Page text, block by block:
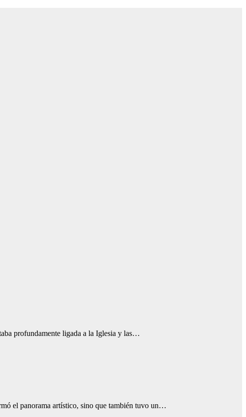
profundamente ligada a la Iglesia y las…
el panorama artístico, sino que también tuvo un…